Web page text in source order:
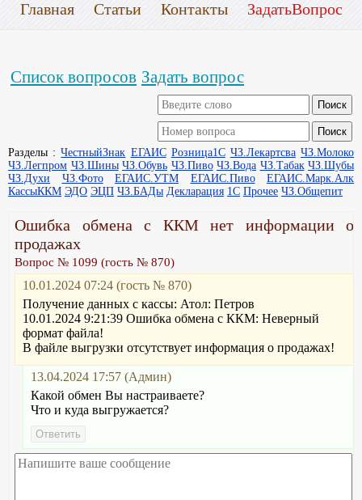
Главная Статьи Контакты ЗадатьВопрос
Список вопросов Задать вопрос
Разделы :ЧестныйЗнак ЕГАИС Розница1С ЧЗ.Лекартсва ЧЗ.Молоко
ЧЗ.Легпром ЧЗ.Шины ЧЗ.Обувь ЧЗ.Пиво ЧЗ.Вода ЧЗ.Табак ЧЗ.Шубы
ЧЗ.Духи
ЧЗ.Фото ЕГАИС.УТМ ЕГАИС.Пиво
ЕГАИС.Марк.Алк
КассыККМ ЭДО ЭЦП ЧЗ.БАДы Декларация 1С Прочее ЧЗ.Общепит
Ошибка обмена с ККМ нет информации о
продажах
Вопрос № 1099 (гость № 870)
10.01.2024 07:24 (гость № 870)
Получение данных с кассы: Атол: Петров
10.01.2024 9:21:39 Ошибка обмена с ККМ: Неверный
формат файла!
В файле выгрузки отсутствует информация о продажах!
13.04.2024 17:57 (Админ)
Какой обмен Вы настраиваете?
Что и куда выгружается?